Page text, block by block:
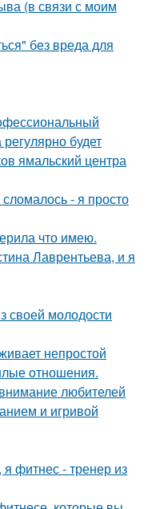
(в связи с моим
без вреда для
будет
ямальский центра
- я просто
что имею.
Лаврентьева, и я
своей молодости
непростой
отношения.
любителей
и игривой
фитнес - тренер из